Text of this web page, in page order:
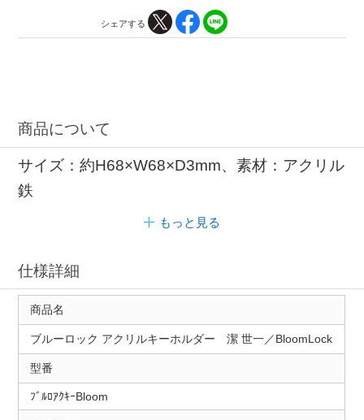
シェアする
商品について
サイズ：約H68×W68×D3mm、素材：アクリル
鉄
もっと見る
仕様詳細
商品名
ブルーロック アクリルキーホルダー 潔 世一／BloomLock
型番
ﾌﾞﾙﾛｱｸｷｰBloom